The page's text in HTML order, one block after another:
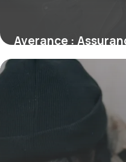
Averance :
expert